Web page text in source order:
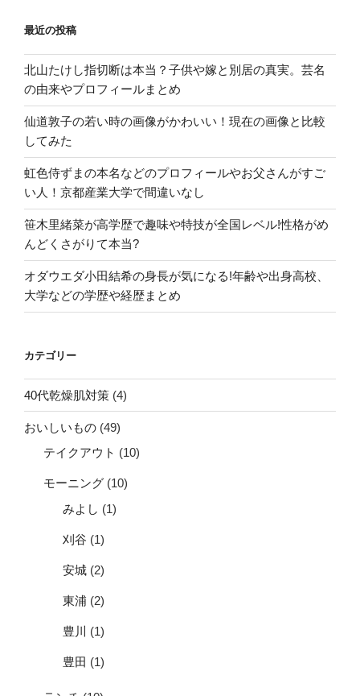
る”
の
最近の投稿
北山たけし指切断は本当？子供や嫁と別居の真実。芸名
の由来やプロフィールまとめ
仙道敦子の若い時の画像がかわいい！現在の画像と比較
してみた
虹色侍ずまの本名などのプロフィールやお父さんがすご
い人！京都産業大学で間違いなし
笹木里緒菜が高学歴で趣味や特技が全国レベル!性格がめ
んどくさがりて本当?
オダウエダ小田結希の身長が気になる!年齢や出身高校、
大学などの学歴や経歴まとめ
カテゴリー
40代乾燥肌対策 (4)
おいしいもの (49)
テイクアウト (10)
モーニング (10)
みよし (1)
刈谷 (1)
安城 (2)
東浦 (2)
豊川 (1)
豊田 (1)